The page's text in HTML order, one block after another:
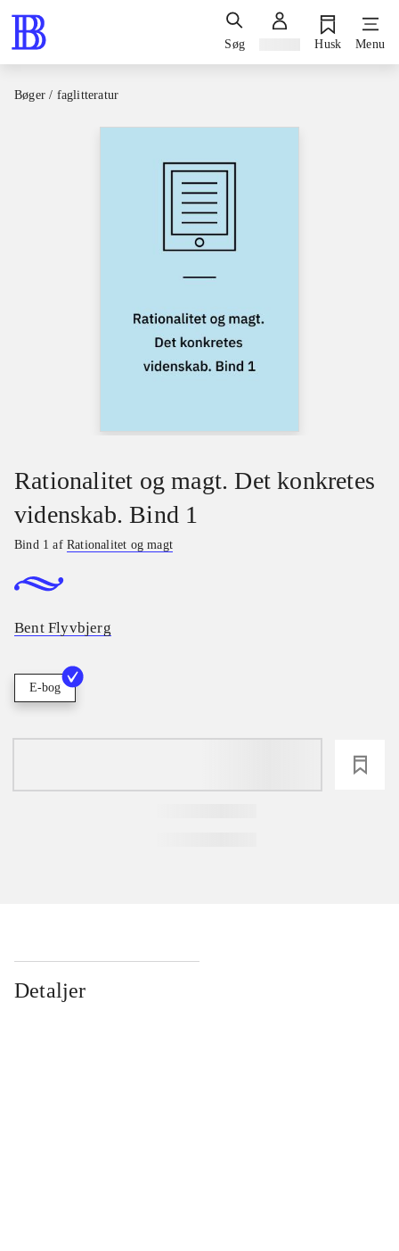
Søg Husk Menu
Bøger / faglitteratur
Rationalitet og magt. Det konkretes
videnskab. Bind 1
Bind 1 afRationalitet og magt
Bent Flyvbjerg
E-bog
Detaljer